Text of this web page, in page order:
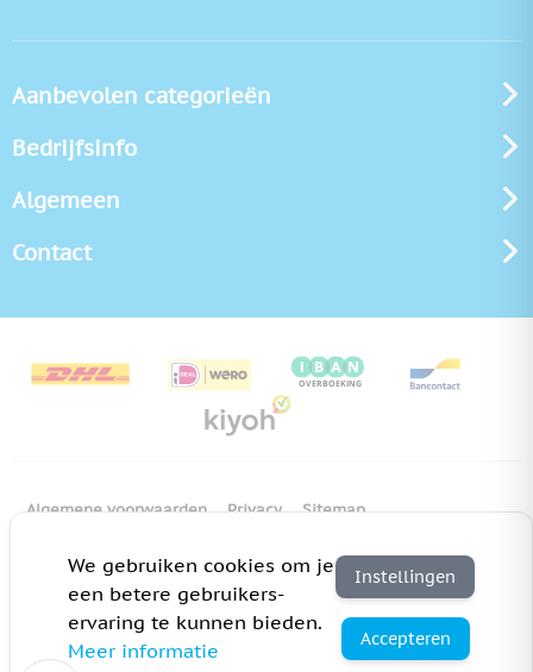
Aanbevolen categorieën
Bedrijfsinfo
Algemeen
Contact
Algemene voorwaarden Privacy Sitemap
Copyright Bedrukken.nl Pas cookie instellingen aan
We gebruiken cookies om je
een betere gebruikers-
ervaring te kunnen bieden.
Meer informatie
Instellingen
Accepteren